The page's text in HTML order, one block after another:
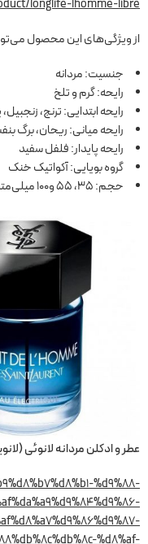
longlife-lhomme-libre/
از ویژگی‌های این محصول
جنسیت: مردانه
رایحه: گرم و تلخ
رایحه ابتدایی: ترنج،
رایحه میانی: ریحان، برگ
رایحه پایدار: فلفل سفید
گروه بویایی: آکواتیک خنک
حجم: 35، 55 و100 میلی‌متر
عطر و ادکلن مردانه لانوئی
%d9%88-
%d8%af-